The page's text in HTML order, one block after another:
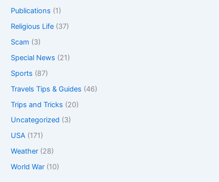
Publications (1)
Religious Life (37)
Scam (3)
Special News (21)
Sports (87)
Travels Tips & Guides (46)
Trips and Tricks (20)
Uncategorized (3)
USA (171)
Weather (28)
World War (10)